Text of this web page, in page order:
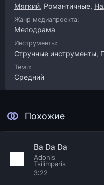
Мягкий, Романтичные,
Жанр медиапроекта:
Мелодрама
Инструменты:
Струнные инструменты,
Темп:
Средний
Похожие
Ba Da Da
Adonis
Tsilimparis
3:22